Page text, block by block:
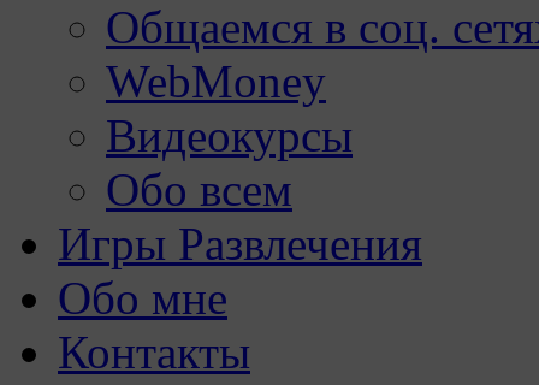
Общаемся в соц.
WebMoney
Видеокурсы
Обо всем
Игры Развлечения
Обо мне
Контакты